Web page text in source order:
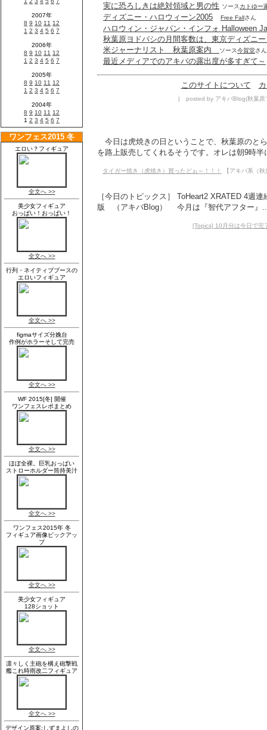
実に恐ろしきは絶対領域と男の性 ソース カトゆー
ディズニー・ハロウィーン2005 Free Fallさん
ハロウィン・ジャパン・インフォ Halloween
秋葉原ヨドバシの月間客数は、東京ディズニ
米ジャーナリスト 秋葉原案内
ソース今賀堂さん
最近メディアでのアキバの露出度が多すぎて～
このサイトについて
| posted by アキバBlog(秋葉原
今日は虎焼きの日ということで、秋葉原のと
を路上販売してくれるそうです。オレは朝9時
タイガー焼き（虎焼き）買ったどぉ～！！！ 【アキバ系（
［今日のトピックス］ ToHeart2 XRATED 4週
版 （アキバBlog） 今月は『智代アフター』
[Topics] 10月分は今日で完